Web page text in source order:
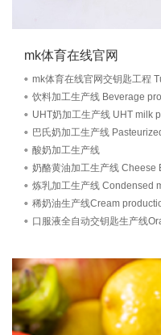
mk体育在线官网
mk体育在线官网交钥匙工程
饮料加工生产线 Beverage
UHT奶加工生产线 UHT milk
巴氏奶加工生产线
酸奶加工生产线
奶酪黄油加工生产线 Cheese
炼乳加工生产线 Condensed
稀奶油生产线Cream
口服液全自动交钥匙生产线